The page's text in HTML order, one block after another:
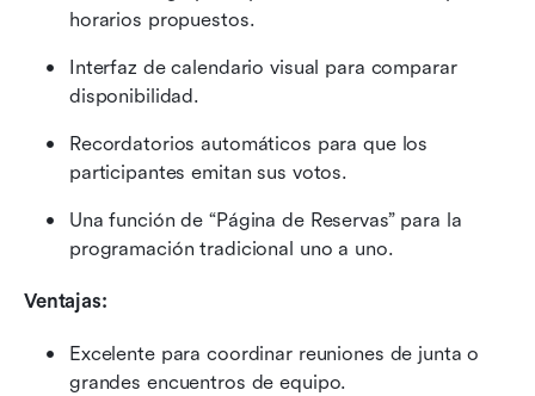
horarios propuestos.
Interfaz de calendario visual para comparar
disponibilidad.
Recordatorios automáticos para que los
participantes emitan sus votos.
Una función de “Página de Reservas” para la
programación tradicional uno a uno.
Ventajas:
Excelente para coordinar reuniones de junta o
grandes encuentros de equipo.